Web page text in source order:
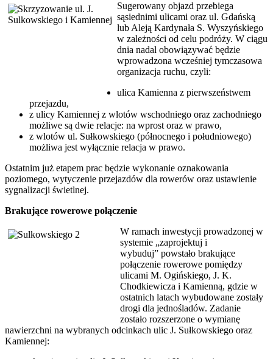
Sugerowany objazd przebiega
sąsiednimi ulicami oraz ul. Gdańską
lub Aleją Kardynała S. Wyszyńskiego
w zależności od celu podróży. W ciągu
dnia nadal obowiązywać będzie
wprowadzona wcześniej tymczasowa
organizacja ruchu, czyli:
ulica Kamienna z pierwszeństwem
przejazdu,
z ulicy Kamiennej z wlotów wschodniego oraz zachodniego
możliwe są dwie relacje: na wprost oraz w prawo,
z wlotów ul. Sułkowskiego (północnego i południowego)
możliwa jest wyłącznie relacja w prawo.
Ostatnim już etapem prac będzie wykonanie oznakowania
poziomego, wytyczenie przejazdów dla rowerów oraz ustawienie
sygnalizacji świetlnej.
Brakujące rowerowe połączenie
W ramach inwestycji prowadzonej w
systemie „zaprojektuj i
wybuduj” powstało brakujące
połączenie rowerowe pomiędzy
ulicami M. Ogińskiego, J. K.
Chodkiewicza i Kamienną, gdzie w
ostatnich latach wybudowane zostały
drogi dla jednośladów. Zadanie
zostało rozszerzone o wymianę
nawierzchni na wybranych odcinkach ulic J. Sułkowskiego oraz
Kamiennej: